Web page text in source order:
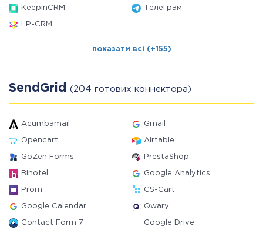
KeepinCRM Телеграм
LP-CRM
показати всі (+155)
SendGrid (204 готових коннектора)
Acumbamail Gmail
Opencart Airtable
GoZen Forms PrestaShop
Binotel Google Analytics
Prom CS-Cart
Google Calendar Qwary
Contact Form 7 Google Drive